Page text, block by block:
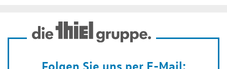
Folgen Sie uns per E-Mail: